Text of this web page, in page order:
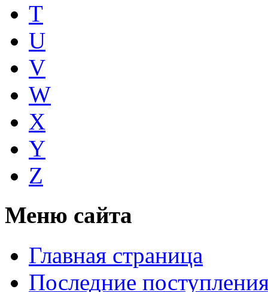
T
U
V
W
X
Y
Z
Меню сайта
Главная страница
Последние